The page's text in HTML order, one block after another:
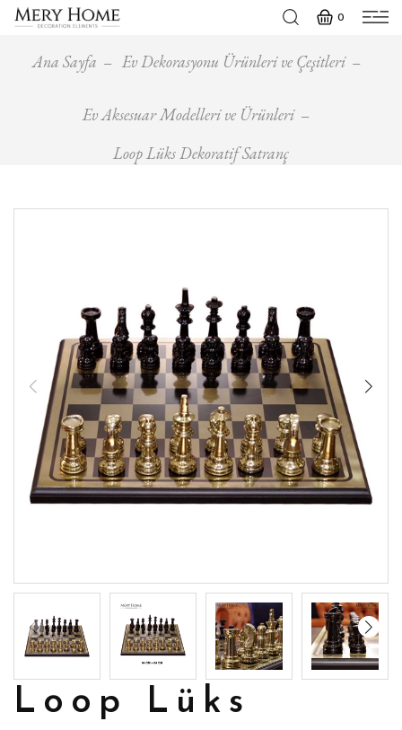
0
Ana Sayfa Ev Dekorasyonu Ürünleri ve Çeşitleri
Ev Aksesuar Modelleri ve Ürünleri
Loop Lüks Dekoratif Satranç
Loop Lüks